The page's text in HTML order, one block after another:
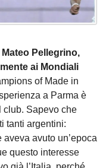
Pellegrino,
ai Mondiali
of Made in
a Parma è
club. Sapevo che
tanti argentini:
avuto un’epoca
questo interesse